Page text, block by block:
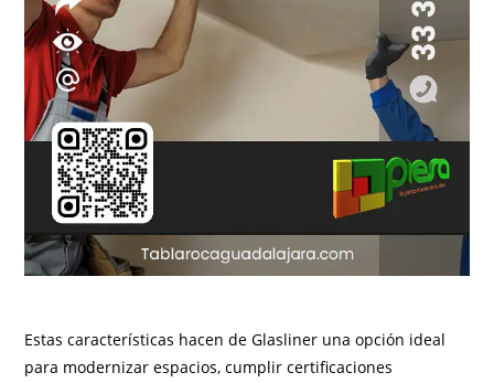
Estas características hacen de Glasliner una opción ideal
para modernizar espacios, cumplir certificaciones